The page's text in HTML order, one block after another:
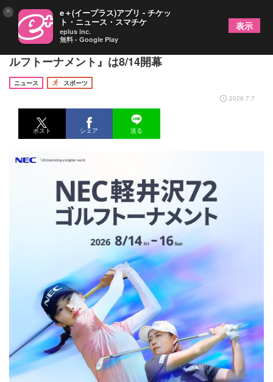
特典付観戦券や顔決済体験も！ 『NEC軽井沢72ゴ
ルフトーナメント』は8/14開幕
ニュース
スポーツ
2026.7.7
ポスト シェア 送る
× e＋(イープラス)アプリ - チケッ
ト・ニュース・スマチケ
eplus inc.
無料 - Google Play
表示